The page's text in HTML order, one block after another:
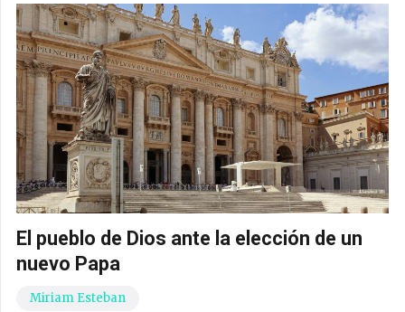
El pueblo de Dios ante la elección de un
nuevo Papa
Miriam Esteban